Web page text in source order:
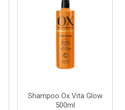
Shampoo Ox Vita Glow
500ml